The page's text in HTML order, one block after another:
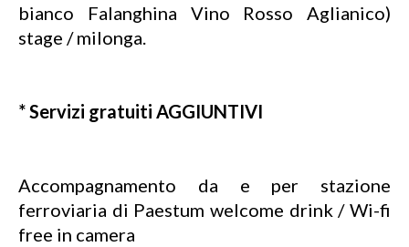
bianco Falanghina Vino Rosso Aglianico)
stage / milonga.
* Servizi gratuiti AGGIUNTIVI
Accompagnamento da e per stazione
ferroviaria di Paestum welcome drink / Wi-fi
free in camera